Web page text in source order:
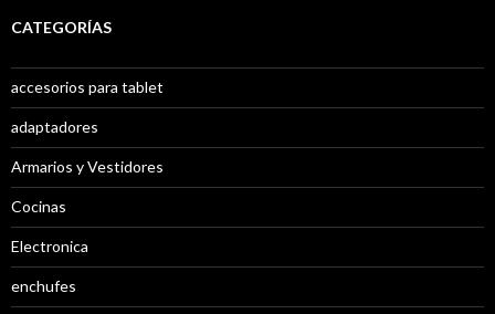
CATEGORÍAS
accesorios para tablet
adaptadores
Armarios y Vestidores
Cocinas
Electronica
enchufes